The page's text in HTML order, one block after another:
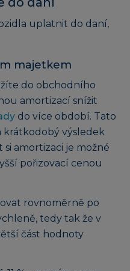
uplatnit do daní,
majetkem
do obchodního
amortizací snížit
do více období. Tato
krátkodobý výsledek
amortizaci je možné
pořizovací cenou
rovnoměrně po
tedy tak že v
část hodnoty